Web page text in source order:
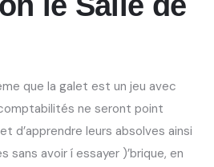
que la galet est un jeu avec
ne seront point
d’apprendre leurs absolves ainsi
avoir í essayer )’brique, en